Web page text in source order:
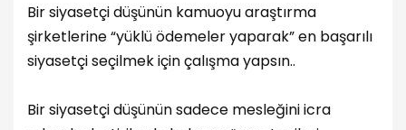
Bir siyasetçi düşünün kamuoyu araştırma
şirketlerine “yüklü ödemeler yaparak” en başarılı
siyasetçi seçilmek için çalışma yapsın..
Bir siyasetçi düşünün sadece mesleğini icra